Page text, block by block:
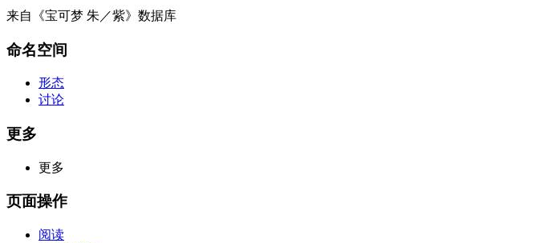
来自《宝可梦 朱／紫》数据库
命名空间
形态
讨论
更多
更多
页面操作
阅读